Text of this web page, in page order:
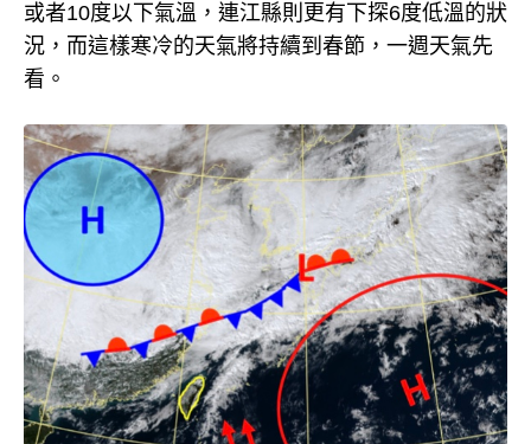
或者10度以下氣溫，連江縣則更有下探6度低溫的狀
況，而這樣寒冷的天氣將持續到春節，一週天氣先
看。